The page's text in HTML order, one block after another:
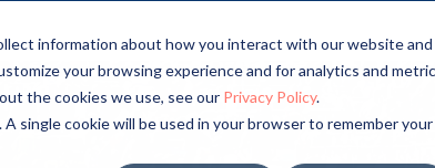
information about how you interact with our website and
your browsing experience and for analytics and
the cookies we use, see our Privacy Policy.
single cookie will be used in your browser to remember your